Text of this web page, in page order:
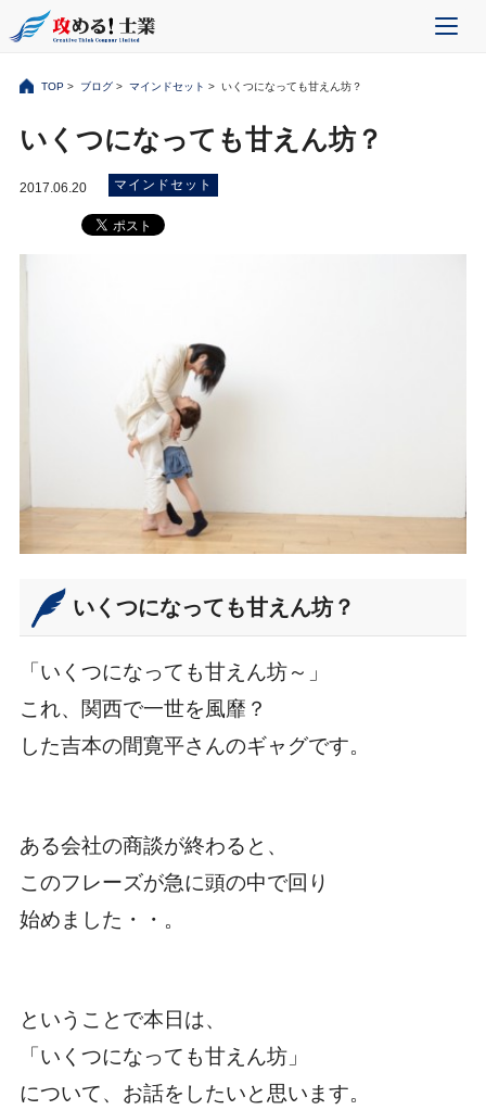
TOP> ブログ> マインドセット > いくつになっても甘えん坊？
いくつになっても甘えん坊？
2017.06.20 マインドセット
いくつになっても甘えん坊？
「いくつになっても甘えん坊～」
これ、関西で一世を風靡？
した吉本の間寛平さんのギャグです。
ある会社の商談が終わると、
このフレーズが急に頭の中で回り
始めました・・。
ということで本日は、
「いくつになっても甘えん坊」
について、お話をしたいと思います。